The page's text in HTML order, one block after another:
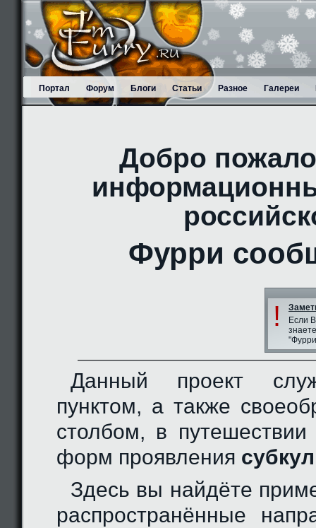
Портал Форум Блоги Статьи Разное Галереи
Добро
Фурри
!
Если
Данный проект
пунктом, а также
столбом, в
форм проявления
Здесь вы найдёте
распространённые